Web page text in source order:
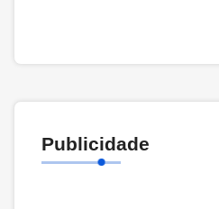
Publicidade